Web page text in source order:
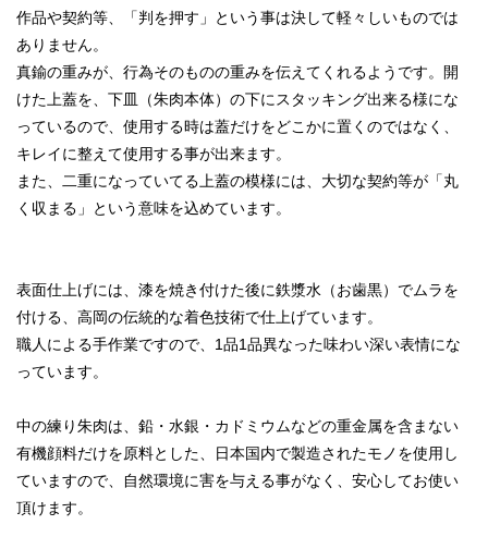
作品や契約等、「判を押す」という事は決して軽々しいものでは
ありません。
真鍮の重みが、行為そのものの重みを伝えてくれるようです。開
けた上蓋を、下皿（朱肉本体）の下にスタッキング出来る様にな
っているので、使用する時は蓋だけをどこかに置くのではなく、
キレイに整えて使用する事が出来ます。
また、二重になっていてる上蓋の模様には、大切な契約等が「丸
く収まる」という意味を込めています。
表面仕上げには、漆を焼き付けた後に鉄漿水（お歯黒）でムラを
付ける、高岡の伝統的な着色技術で仕上げています。
職人による手作業ですので、1品1品異なった味わい深い表情にな
っています。
中の練り朱肉は、鉛・水銀・カドミウムなどの重金属を含まない
有機顔料だけを原料とした、日本国内で製造されたモノを使用し
ていますので、自然環境に害を与える事がなく、安心してお使い
頂けます。